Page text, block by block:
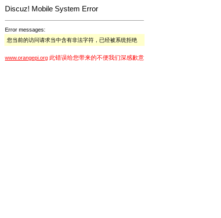
Discuz! Mobile System Error
Error messages:
您当前的访问请求当中含有非法字符，已经被系统拒绝
www.orangepi.org 此错误给您带来的不便我们深感歉意